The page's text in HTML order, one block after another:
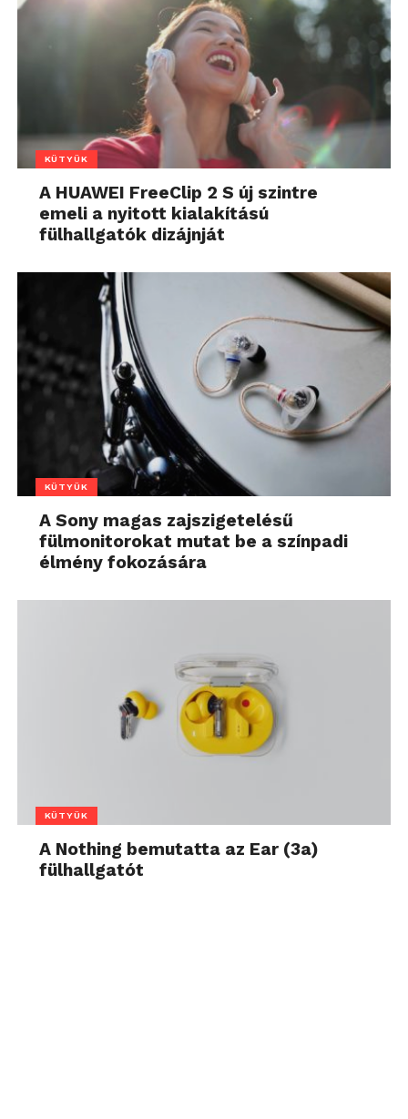
KÜTYÜK
A HUAWEI FreeClip 2 S új szintre
emeli a nyitott kialakítású
fülhallgatók dizájnját
KÜTYÜK
A Sony magas zajszigetelésű
fülmonitorokat mutat be a színpadi
élmény fokozására
KÜTYÜK
A Nothing bemutatta az Ear (3a)
fülhallgatót